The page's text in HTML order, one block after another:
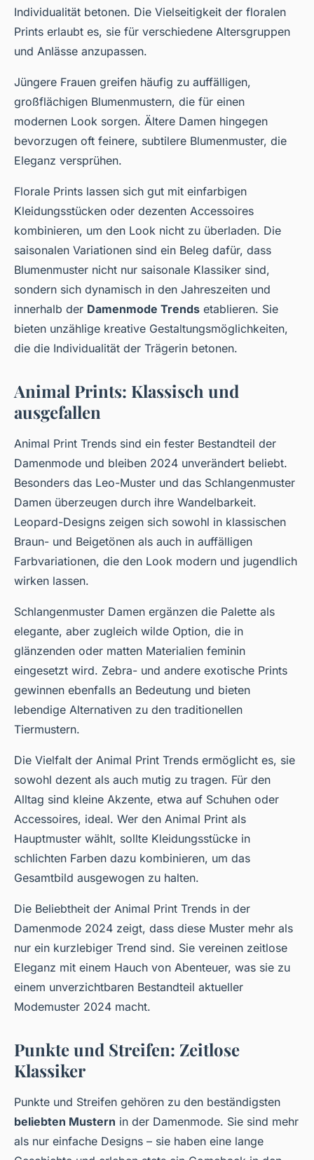
Individualität betonen. Die Vielseitigkeit der floralen
Prints erlaubt es, sie für verschiedene Altersgruppen
und Anlässe anzupassen.
Jüngere Frauen greifen häufig zu auffälligen,
großflächigen Blumenmustern, die für einen
modernen Look sorgen. Ältere Damen hingegen
bevorzugen oft feinere, subtilere Blumenmuster, die
Eleganz versprühen.
Florale Prints lassen sich gut mit einfarbigen
Kleidungsstücken oder dezenten Accessoires
kombinieren, um den Look nicht zu überladen. Die
saisonalen Variationen sind ein Beleg dafür, dass
Blumenmuster nicht nur saisonale Klassiker sind,
sondern sich dynamisch in den Jahreszeiten und
innerhalb der Damenmode Trends etablieren. Sie
bieten unzählige kreative Gestaltungsmöglichkeiten,
die die Individualität der Trägerin betonen.
Animal Prints: Klassisch und
ausgefallen
Animal Print Trends sind ein fester Bestandteil der
Damenmode und bleiben 2024 unverändert beliebt.
Besonders das Leo-Muster und das Schlangenmuster
Damen überzeugen durch ihre Wandelbarkeit.
Leopard-Designs zeigen sich sowohl in klassischen
Braun- und Beigetönen als auch in auffälligen
Farbvariationen, die den Look modern und jugendlich
wirken lassen.
Schlangenmuster Damen ergänzen die Palette als
elegante, aber zugleich wilde Option, die in
glänzenden oder matten Materialien feminin
eingesetzt wird. Zebra- und andere exotische Prints
gewinnen ebenfalls an Bedeutung und bieten
lebendige Alternativen zu den traditionellen
Tiermustern.
Die Vielfalt der Animal Print Trends ermöglicht es, sie
sowohl dezent als auch mutig zu tragen. Für den
Alltag sind kleine Akzente, etwa auf Schuhen oder
Accessoires, ideal. Wer den Animal Print als
Hauptmuster wählt, sollte Kleidungsstücke in
schlichten Farben dazu kombinieren, um das
Gesamtbild ausgewogen zu halten.
Die Beliebtheit der Animal Print Trends in der
Damenmode 2024 zeigt, dass diese Muster mehr als
nur ein kurzlebiger Trend sind. Sie vereinen zeitlose
Eleganz mit einem Hauch von Abenteuer, was sie zu
einem unverzichtbaren Bestandteil aktueller
Modemuster 2024 macht.
Punkte und Streifen: Zeitlose
Klassiker
Punkte und Streifen gehören zu den beständigsten
beliebten Mustern in der Damenmode. Sie sind mehr
als nur einfache Designs – sie haben eine lange